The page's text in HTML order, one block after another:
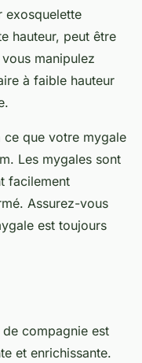
exosquelette
hauteur, peut être
manipulez
à faible hauteur
que votre mygale
Les mygales sont
facilement
Assurez-vous
est toujours
compagnie est
et enrichissante.